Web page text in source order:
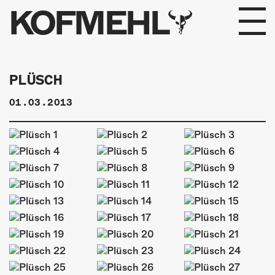
KOFMEHL
PROGRAMM
FABRIKGEFLÜSTER
GALERIE
FOTOGALERIE
PHOTOMAT
INFOS
KONTAKT
PLÜSCH
01.03.2013